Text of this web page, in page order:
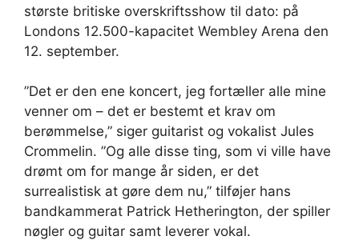
største britiske overskriftsshow til dato: på
Londons 12.500-kapacitet Wembley Arena den
12. september.
”Det er den ene koncert, jeg fortæller alle mine
venner om – det er bestemt et krav om
berømmelse,” siger guitarist og vokalist Jules
Crommelin. ”Og alle disse ting, som vi ville have
drømt om for mange år siden, er det
surrealistisk at gøre dem nu,” tilføjer hans
bandkammerat Patrick Hetherington, der spiller
nøgler og guitar samt leverer vokal.